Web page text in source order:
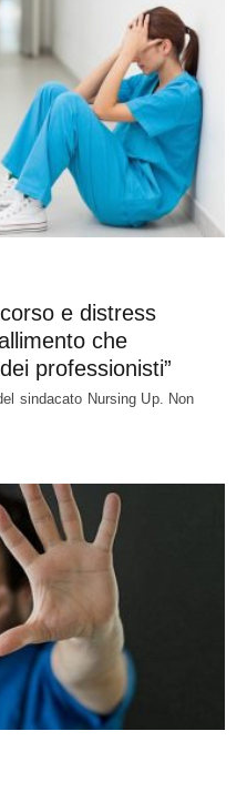
e distress
che
professionisti”
sindacato Nursing Up. Non